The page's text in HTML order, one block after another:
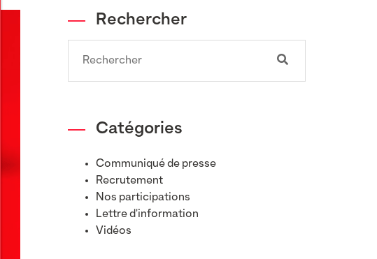
Rechercher
Catégories
Communiqué de presse
Recrutement
Nos participations
Lettre d'information
Vidéos